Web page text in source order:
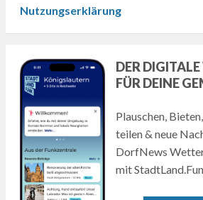
Nutzungserklärung
DER
FÜR DEINE
Plauschen,
teilen & neue
DorfNews
mit